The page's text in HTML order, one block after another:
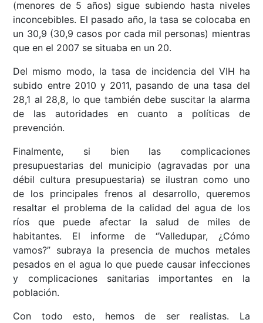
(menores de 5 años) sigue subiendo hasta niveles
inconcebibles. El pasado año, la tasa se colocaba en
un 30,9 (30,9 casos por cada mil personas) mientras
que en el 2007 se situaba en un 20.
Del mismo modo, la tasa de incidencia del VIH ha
subido entre 2010 y 2011, pasando de una tasa del
28,1 al 28,8, lo que también debe suscitar la alarma
de las autoridades en cuanto a políticas de
prevención.
Finalmente, si bien las complicaciones
presupuestarias del municipio (agravadas por una
débil cultura presupuestaria) se ilustran como uno
de los principales frenos al desarrollo, queremos
resaltar el problema de la calidad del agua de los
ríos que puede afectar la salud de miles de
habitantes. El informe de “Valledupar, ¿Cómo
vamos?” subraya la presencia de muchos metales
pesados en el agua lo que puede causar infecciones
y complicaciones sanitarias importantes en la
población.
Con todo esto, hemos de ser realistas. La